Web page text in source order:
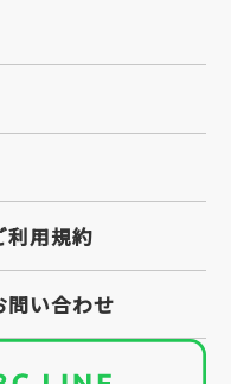
利用規約
問い合わせ